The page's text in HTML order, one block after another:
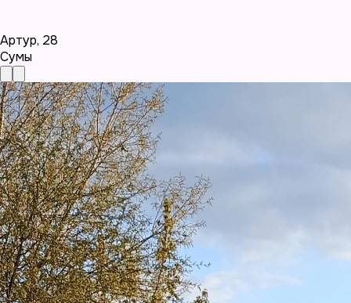
Артур, 28
Сумы